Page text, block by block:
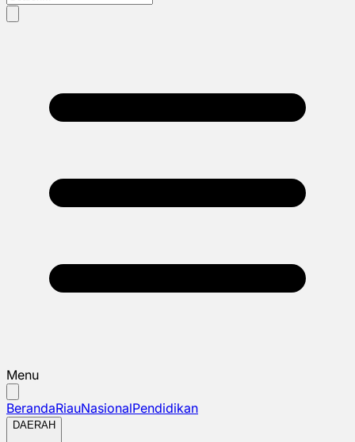
Menu
BerandaRiauNasionalPendidikan
DAERAH